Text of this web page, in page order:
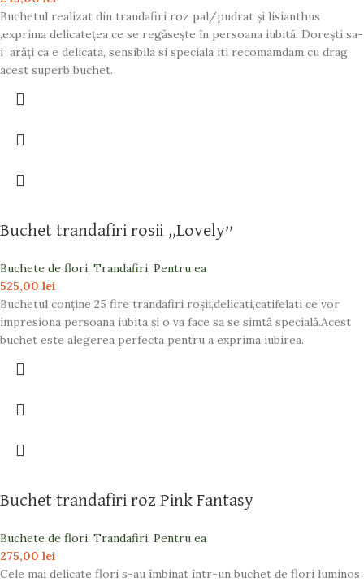
Buchetul realizat din trandafiri roz pal/pudrat și lisianthus
,exprima delicatețea ce se regăsește în persoana iubită. Dorești sa-
i arăți ca e delicata, sensibila si speciala iti recomamdam cu drag
acest superb buchet.
Buchet trandafiri rosii „Lovely”
Buchete de flori, Trandafiri, Pentru ea
525,00 lei
Buchetul conține 25 fire trandafiri roșii,delicati,catifelati ce vor
impresiona persoana iubita și o va face sa se simtă specială.Acest
buchet este alegerea perfecta pentru a exprima iubirea.
Buchet trandafiri roz Pink Fantasy
Buchete de flori, Trandafiri, Pentru ea
275,00 lei
Cele mai delicate flori s-au îmbinat într-un buchet de flori luminos